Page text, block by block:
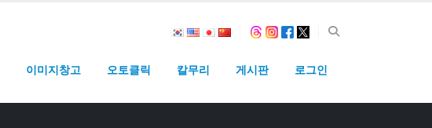
이미지창고 오토클릭 칼무리 게시판 로그인